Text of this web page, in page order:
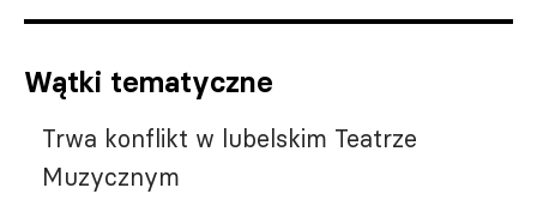
Wątki tematyczne
Trwa konflikt w lubelskim Teatrze
Muzycznym